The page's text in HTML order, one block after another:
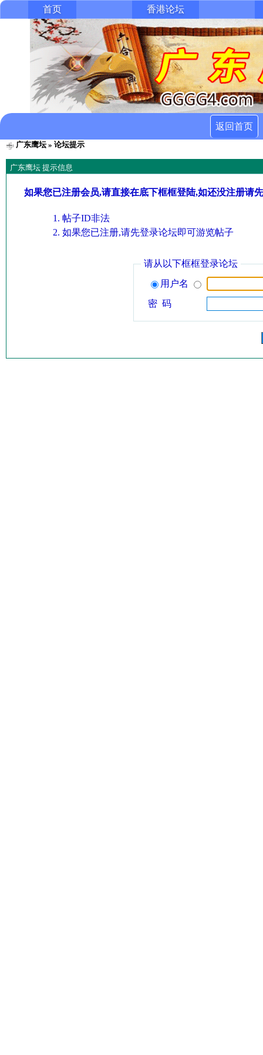
首页 香港论坛
返回首页
广东鹰坛» 论坛提示
广东鹰坛 提示信息
如果您已注册会员,请直接在底下框框登陆,如还没注册请
帖子ID非法
如果您已注册,请先登录论坛即可游览帖子
请从以下框框登录论坛
用户名
密 码